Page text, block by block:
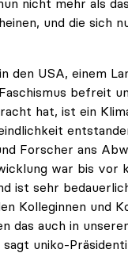
nicht mehr als
und die sich
den USA, einem
befreit
hat, ist ein
Forscher ans
war bis vor
ist sehr
Kolleginnen und
das auch in
sagt uniko-